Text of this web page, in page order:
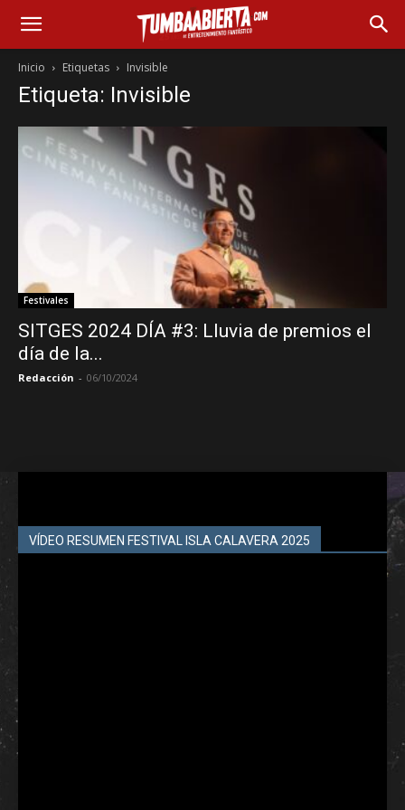
Inicio Etiquetas Invisible
Etiqueta: Invisible
Festivales
SITGES 2024 DÍA #3: Lluvia de premios el
día de la...
Redacción - 06/10/2024
VÍDEO RESUMEN FESTIVAL ISLA CALAVERA 2025